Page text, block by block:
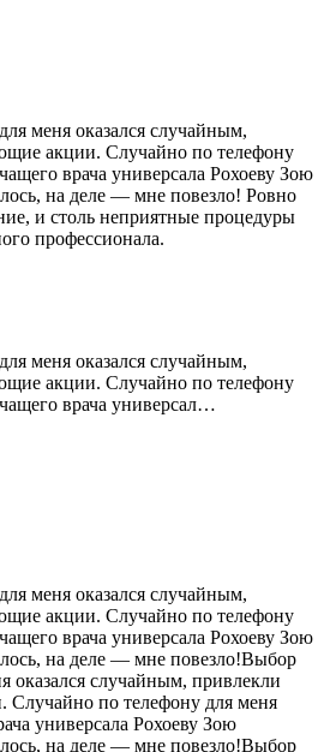
меня оказался случайным,
акции. Случайно по телефону
врача универсала Рохоеву Зою
на деле — мне повезло! Ровно
и столь неприятные процедуры
профессионала.
меня оказался случайным,
акции. Случайно по телефону
врача универсал…
меня оказался случайным,
акции. Случайно по телефону
врача универсала Рохоеву Зою
на деле — мне повезло!Выбор
оказался случайным, привлекли
Случайно по телефону для меня
универсала Рохоеву Зою
на деле — мне повезло!Выбор